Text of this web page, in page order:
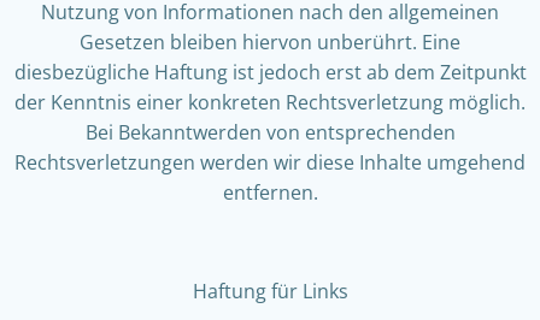
Nutzung von Informationen nach den allgemeinen
Gesetzen bleiben hiervon unberührt. Eine
diesbezügliche Haftung ist jedoch erst ab dem Zeitpunkt
der Kenntnis einer konkreten Rechtsverletzung möglich.
Bei Bekanntwerden von entsprechenden
Rechtsverletzungen werden wir diese Inhalte umgehend
entfernen.
Haftung für Links